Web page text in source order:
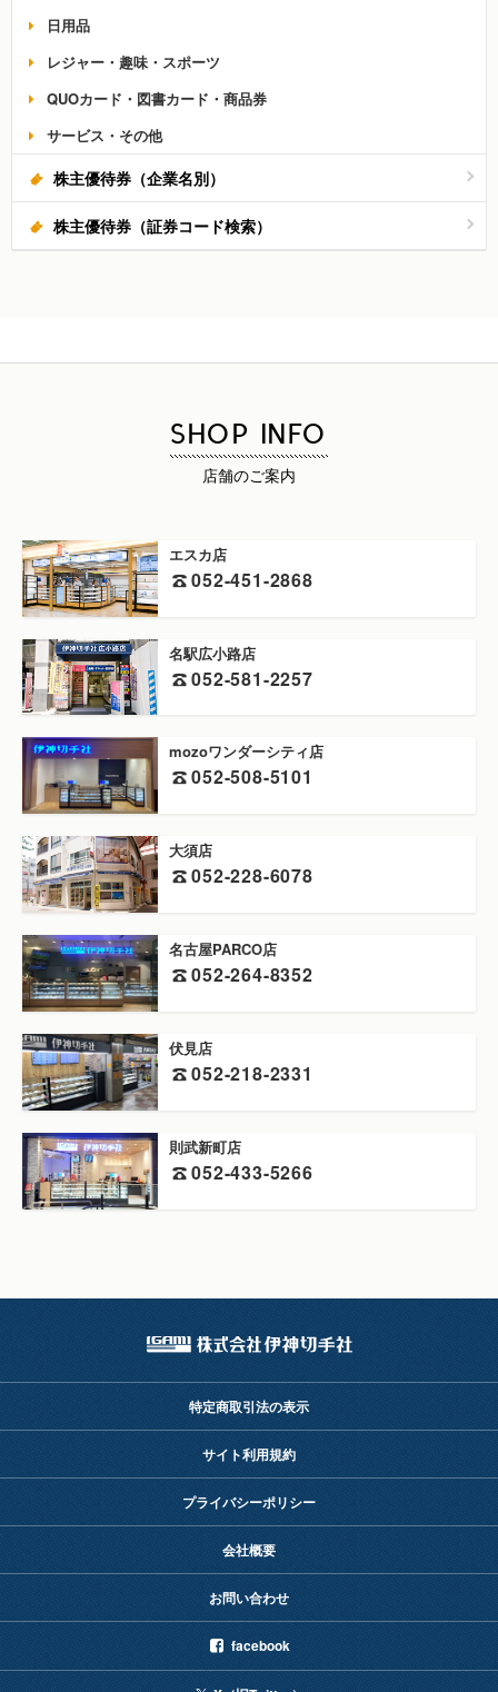
日用品
レジャー・趣味・スポーツ
QUOカード・図書カード・商品券
サービス・その他
株主優待券（企業名別）
株主優待券（証券コード検索）
SHOP INFO
店舗のご案内
エスカ店
052-451-2868
名駅広小路店
052-581-2257
mozoワンダーシティ店
052-508-5101
大須店
052-228-6078
名古屋PARCO店
052-264-8352
伏見店
052-218-2331
則武新町店
052-433-5266
特定商取引法の表示
サイト利用規約
プライバシーポリシー
会社概要
お問い合わせ
facebook